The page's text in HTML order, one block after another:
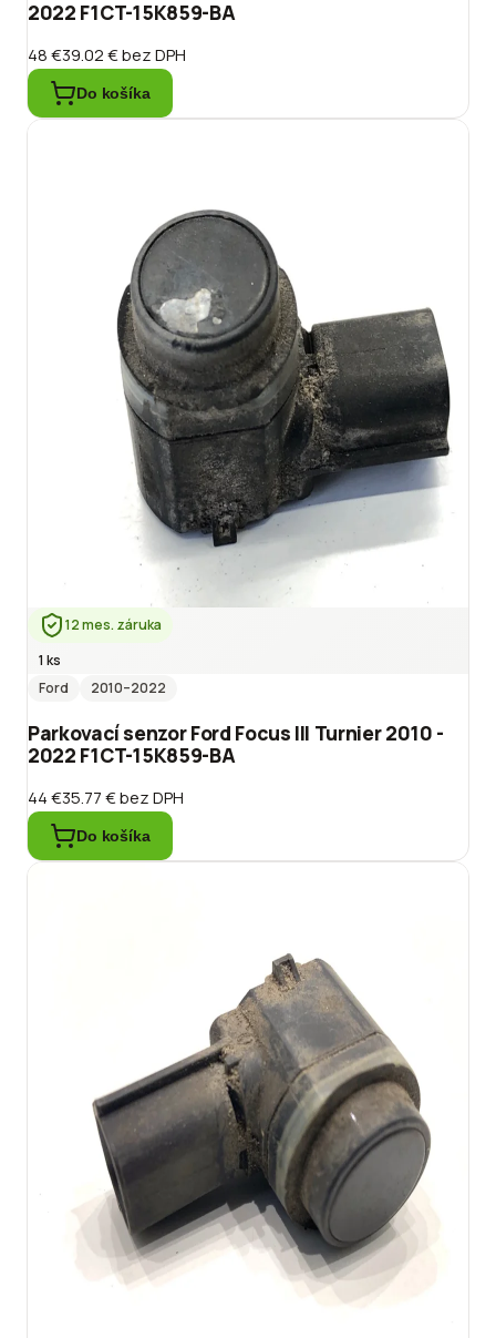
2022 F1CT-15K859-BA
48 €39.02 €bez DPH
Do košíka
12 mes. záruka
1 ks
Ford
2010–2022
Parkovací senzor Ford Focus III Turnier 2010 -
2022 F1CT-15K859-BA
44 €35.77 €bez DPH
Do košíka